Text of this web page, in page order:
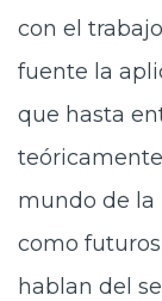
con el
fuente la
que hasta
mundo de la
como
hablan del